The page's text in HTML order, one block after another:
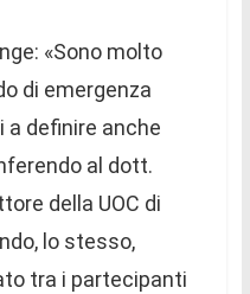
«Sono molto
di emergenza
a definire anche
al dott.
della UOC di
lo stesso,
tra i partecipanti